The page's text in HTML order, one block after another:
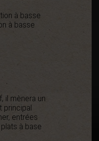
à basse
à basse
il mènera un
principal
entrées
à base